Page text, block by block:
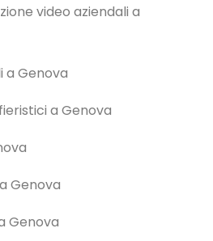
video aziendali a
a Genova
a Genova
Genova
Genova